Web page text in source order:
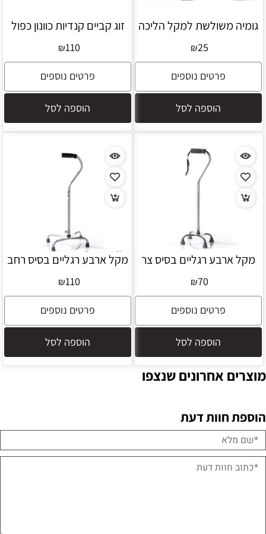
גומיה משולשת למקל הליכה
₪25
פרטים נוספים
הוספה לסל
זוג קביים קנדיות כוונון כפול
₪110
פרטים נוספים
הוספה לסל
מקל ארבע רגליים בסיס צר
₪70
פרטים נוספים
הוספה לסל
מקל ארבע רגליים בסיס רחב
₪110
פרטים נוספים
הוספה לסל
מוצרים אחרונים שנצפו
הוספת חוות דעת